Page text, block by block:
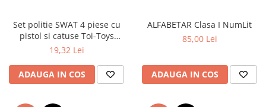
Set politie SWAT 4 piese cu
pistol si catuse Toi-Toys
TT14150A
19,32 Lei
ADAUGA IN COS
ALFABETAR Clasa I NumLit
85,00 Lei
ADAUGA IN COS